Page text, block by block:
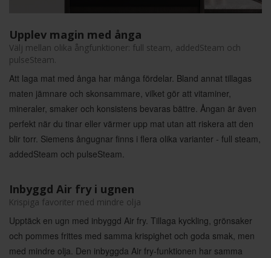
Upplev magin med ånga
Välj mellan olika ångfunktioner: full steam, addedSteam och
pulseSteam.
Att laga mat med ånga har många fördelar. Bland annat tillagas
maten jämnare och skonsammare, vilket gör att vitaminer,
mineraler, smaker och konsistens bevaras bättre. Ångan är även
perfekt när du tinar eller värmer upp mat utan att riskera att den
blir torr. Siemens ångugnar finns i flera olika varianter - full steam,
addedSteam och pulseSteam.
Inbyggd Air fry i ugnen
Krispiga favoriter med mindre olja
Upptäck en ugn med inbyggd Air fry. Tillaga kyckling, grönsaker
och pommes frittes med samma krispighet och goda smak, men
med mindre olja. Den inbyggda Air fry-funktionen har samma